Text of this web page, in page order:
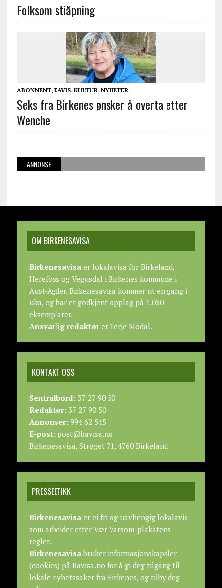
Folksom stiåpning
ABONNENT, EAVIS, KULTUR, NYHETER
Seks fra Birkenes ønsker å overta etter
Wenche
ANNONSE
OM BIRKENESAVISA
Birkenesavisaer lokalavisa for Birkeland,
Herefoss og Vegusdal i Birkenes kommune i
Aust-Agder. Birkenesavisa kommer ut en gang i
uka, og har et godkjent opplag på 1.030
eksemplarer.
Ansvarlig redaktører Terje Modal.
KONTAKT OSS
Sentralbord:37 27 90 50
Redaktør:37 27 90 50
Annonser:994 62 545
E-post:post@bavisa.no
Birkenesavisa, Strøget 71, 4760 Birkeland
PRESSEETIKK
Birkenesavisaer ei fri og uavhengig lokalavis
som arbeider etter Vær Varsom-plakatens
regler.
Birkenesavisabruker informasjonskapsler
(cookies) på Bavisa.no for å gi deg tilgang til
lokale nyhetssaker fra Birkenes, og tilby deg